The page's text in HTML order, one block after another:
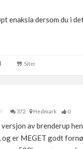
enaksla dersom du i
Siter
372
Hedmark 0
versjon av brenderup
er MEGET godt